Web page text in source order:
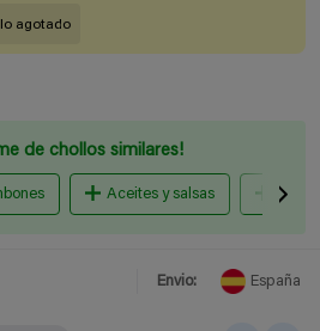
agotado
de chollos similares!
Aceites y salsas
Envio: España